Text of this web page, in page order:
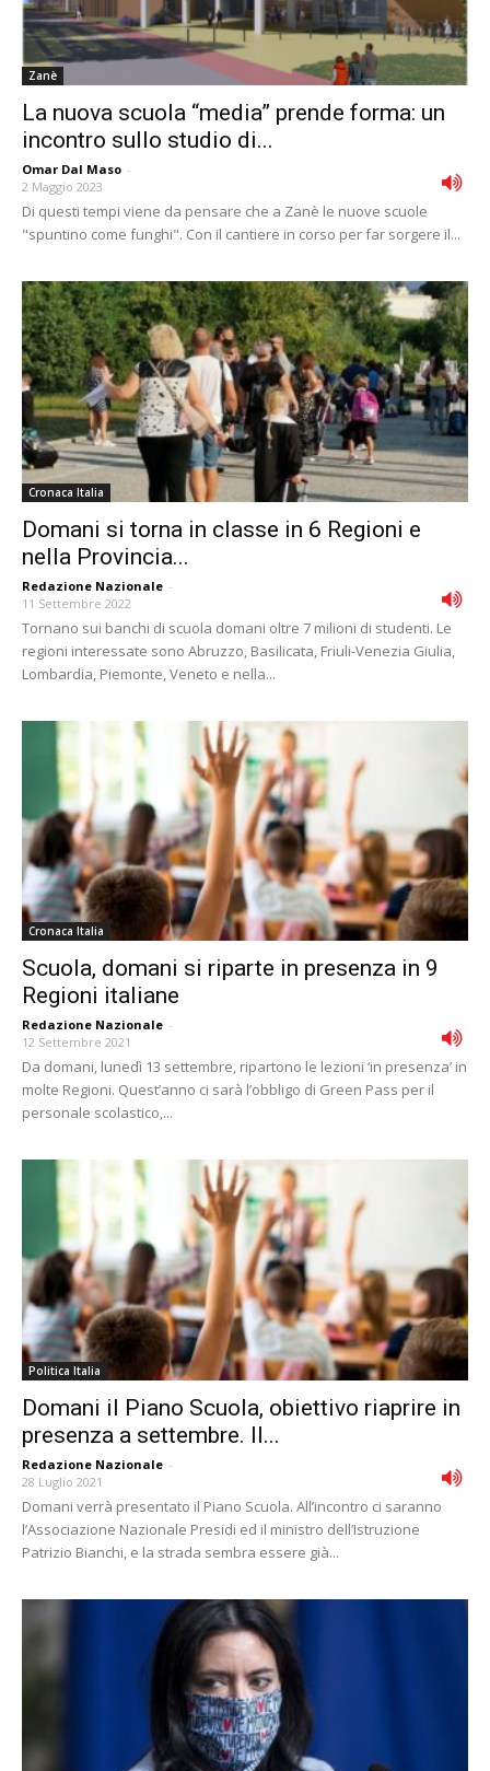
Zanè
La nuova scuola “media” prende forma: un
incontro sullo studio di...
Omar Dal Maso -
2 Maggio 2023
Di questi tempi viene da pensare che a Zanè le nuove scuole
"spuntino come funghi". Con il cantiere in corso per far sorgere il...
Cronaca Italia
Domani si torna in classe in 6 Regioni e
nella Provincia...
Redazione Nazionale -
11 Settembre 2022
Tornano sui banchi di scuola domani oltre 7 milioni di studenti. Le
regioni interessate sono Abruzzo, Basilicata, Friuli-Venezia Giulia,
Lombardia, Piemonte, Veneto e nella...
Cronaca Italia
Scuola, domani si riparte in presenza in 9
Regioni italiane
Redazione Nazionale -
12 Settembre 2021
Da domani, lunedì 13 settembre, ripartono le lezioni ‘in presenza’ in
molte Regioni. Quest’anno ci sarà l’obbligo di Green Pass per il
personale scolastico,...
Politica Italia
Domani il Piano Scuola, obiettivo riaprire in
presenza a settembre. Il...
Redazione Nazionale -
28 Luglio 2021
Domani verrà presentato il Piano Scuola. All’incontro ci saranno
l’Associazione Nazionale Presidi ed il ministro dell’Istruzione
Patrizio Bianchi, e la strada sembra essere già...